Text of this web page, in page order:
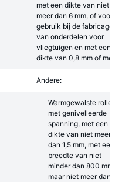
met een dikte van niet
meer dan 6 mm, of voor
gebruik bij de fabricage
van onderdelen voor
vliegtuigen en met een
dikte van 0,8 mm of meer
Andere:
Warmgewalste rollen,
met genivelleerde
spanning, met een
dikte van niet meer
dan 1,5 mm, met een
breedte van niet
minder dan 800 mm
maar niet meer dan 2